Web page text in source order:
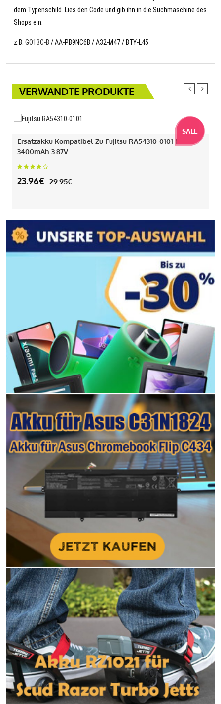
dem Typenschild. Lies den Code und gib ihn in die Suchmaschine des
Shops ein.
z.B. GO13C-B / AA-PB9NC6B / A32-M47 / BTY-L45
VERWANDTE PRODUKTE
SALE
Ersatzakku Kompatibel Zu Fujitsu RA54310-0101 Mit
3400mAh 3.87V
23.96€ 29.95€